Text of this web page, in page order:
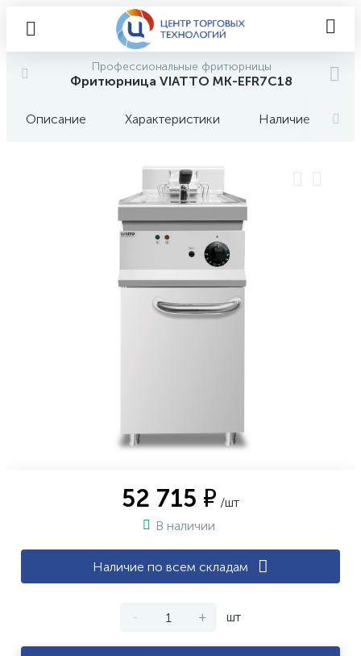
Профессиональные фритюрницы
Фритюрница VIATTO MK-EFR7C18
Описание Характеристики Наличие
52 715 ₽ /шт
В наличии
Наличие по всем складам
- + шт